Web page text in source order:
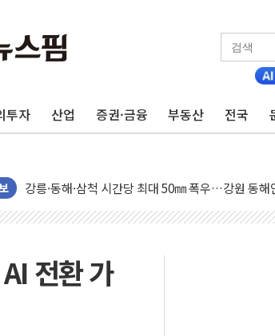
투자 산업 증권·금융 부동산 전국
이번주 국내 주요 금융일정(8.10~8.14)
美, 이란전 출구전략 만지작…공습 한계·탄약 부족
폐기물 수거하다 참변…60대 환경미화원 수거차에
서울 중랑구 주택가서 흉기 난동…60대 남성 2명
여수 오동도 인근 해상서 모터보트 전복…1명 사망
추미애, '위안부' 피해자 기림의 날 참석..."국제적
전환 가